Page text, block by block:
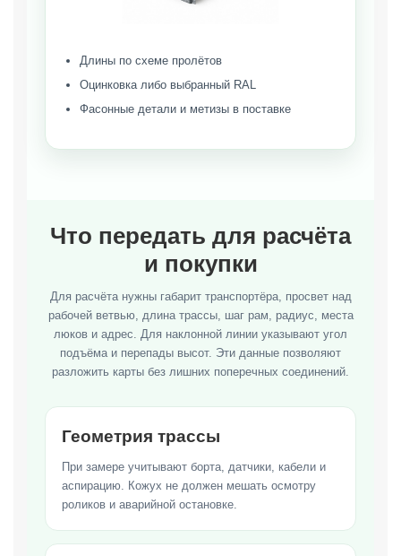
Длины по схеме пролётов
Оцинковка либо выбранный RAL
Фасонные детали и метизы в поставке
Что передать для расчёта
и покупки
Для расчёта нужны габарит транспортёра, просвет над
рабочей ветвью, длина трассы, шаг рам, радиус, места
люков и адрес. Для наклонной линии указывают угол
подъёма и перепады высот. Эти данные позволяют
разложить карты без лишних поперечных соединений.
Геометрия трассы
При замере учитывают борта, датчики, кабели и
аспирацию. Кожух не должен мешать осмотру
роликов и аварийной остановке.